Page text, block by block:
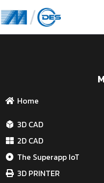
Home
3D CAD
2D CAD
The Superapp IoT
3D PRINTER